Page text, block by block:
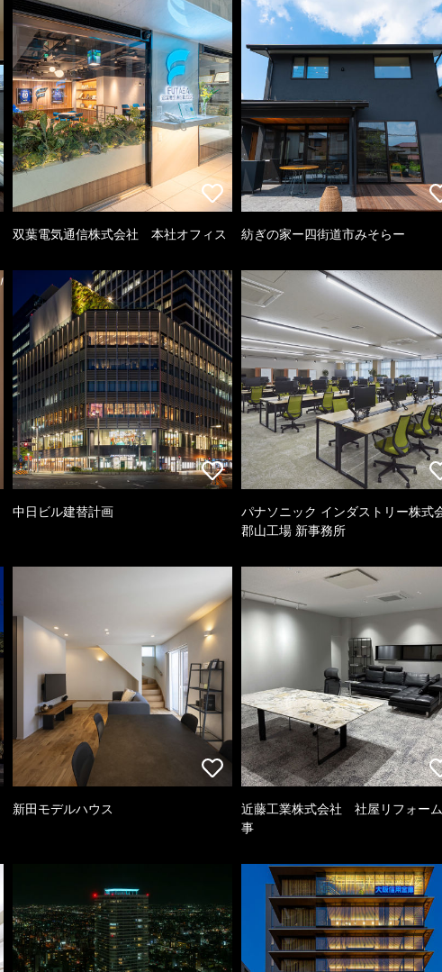
双葉電気通信株式会社 本社オフィス 紡ぎの家ー四街道市みそらー
中日ビル建替計画
パナソニック インダストリー株式
郡山工場 新事務所
新田モデルハウス
近藤工業株式会社 社屋リフォー
事